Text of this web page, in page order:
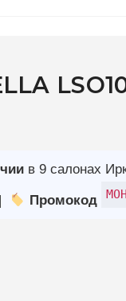
Промокод